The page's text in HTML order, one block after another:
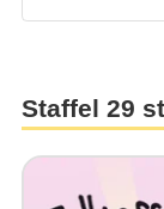
Staffel 29